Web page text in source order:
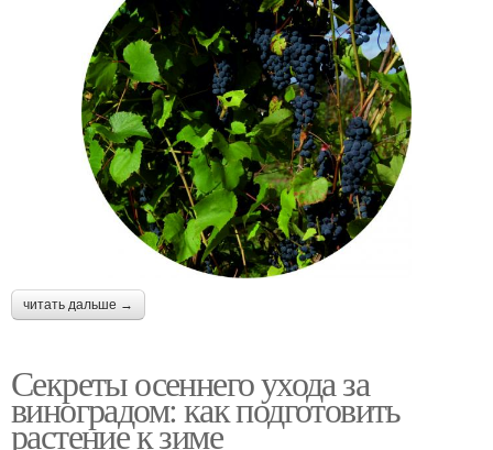
читать дальше →
Секреты осеннего ухода за
виноградом: как подготовить
растение к зиме